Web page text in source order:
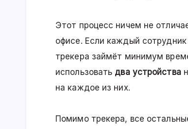
Этот процесс ничем не
офисе. Если каждый сотрудник
трекера займёт минимум
использовать два устройства
на каждое из них.
Помимо трекера, все